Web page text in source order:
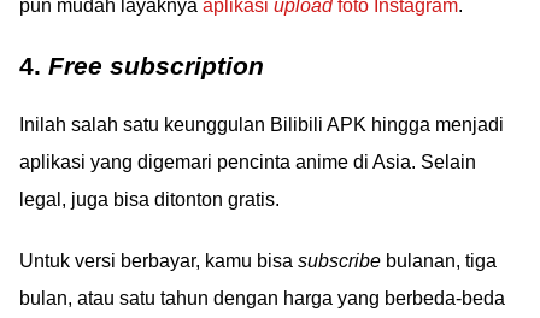
pun mudah layaknya aplikasi uploadfoto Instagram.
4. Free subscription
Inilah salah satu keunggulan Bilibili APK hingga menjadi
aplikasi yang digemari pencinta anime di Asia. Selain
legal, juga bisa ditonton gratis.
Untuk versi berbayar, kamu bisa subscribe bulanan, tiga
bulan, atau satu tahun dengan harga yang berbeda-beda